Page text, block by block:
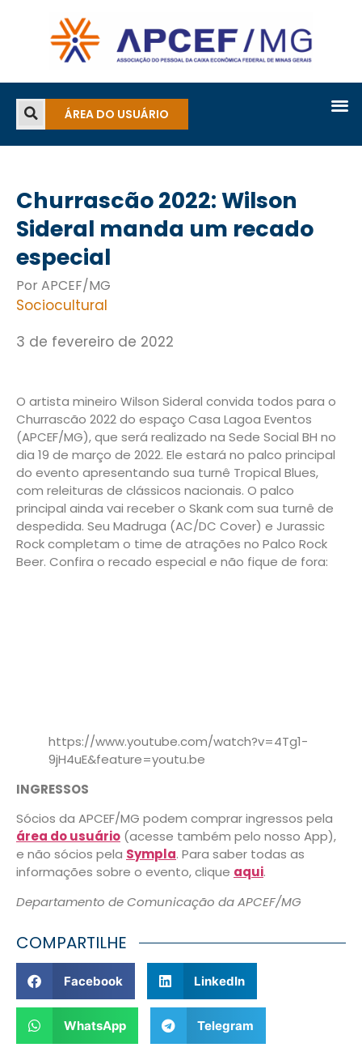
ÁREA DO USUÁRIO
Churrascão 2022: Wilson
Sideral manda um recado
especial
Por APCEF/MG
Sociocultural
3 de fevereiro de 2022
O artista mineiro Wilson Sideral convida todos para o
Churrascão 2022 do espaço Casa Lagoa Eventos
(APCEF/MG), que será realizado na Sede Social BH no
dia 19 de março de 2022. Ele estará no palco principal
do evento apresentando sua turnê Tropical Blues,
com releituras de clássicos nacionais. O palco
principal ainda vai receber o Skank com sua turnê de
despedida. Seu Madruga (AC/DC Cover) e Jurassic
Rock completam o time de atrações no Palco Rock
Beer. Confira o recado especial e não fique de fora:
https://www.youtube.com/watch?v=4Tg1-
9jH4uE&feature=youtu.be
INGRESSOS
Sócios da APCEF/MG podem comprar ingressos pela
área do usuário (acesse também pelo nosso App),
e não sócios pela Sympla. Para saber todas as
informações sobre o evento, clique aqui.
Departamento de Comunicação da APCEF/MG
COMPARTILHE
Facebook LinkedIn
WhatsApp Telegram